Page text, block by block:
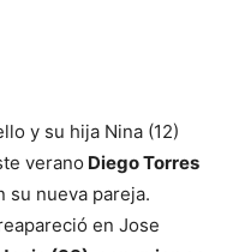
y su hija Nina (12)
verano Diego Torres
su nueva pareja.
en Jose